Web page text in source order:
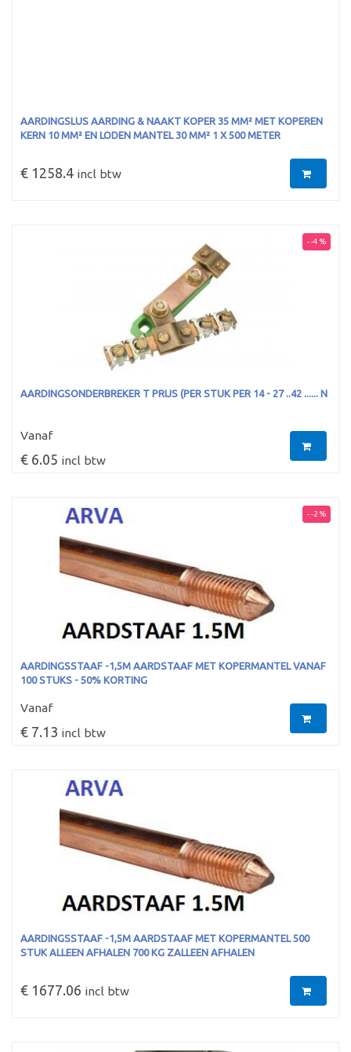
AARDINGSLUS AARDING & NAAKT KOPER 35 MM² MET KOPEREN
KERN 10 MM² EN LODEN MANTEL 30 MM² 1 X 500 METER
€ 1258.4 incl btw
- -4 %
AARDINGSONDERBREKER T PRIJS (PER STUK PER 14 - 27 ..42 ...... N
Vanaf
€ 6.05 incl btw
- -2 %
AARDINGSSTAAF -1,5M AARDSTAAF MET KOPERMANTEL VANAF
100 STUKS - 50% KORTING
Vanaf
€ 7.13 incl btw
AARDINGSSTAAF -1,5M AARDSTAAF MET KOPERMANTEL 500
STUK ALLEEN AFHALEN 700 KG ZALLEEN AFHALEN
€ 1677.06 incl btw